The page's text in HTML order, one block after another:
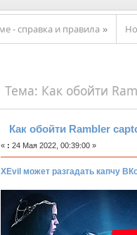
- справка и правила »
Тема: Как обойти
Как обойти Rambler
« : 24 Мая 2022, 00:39:00 »
XEvil может разгадать капчу